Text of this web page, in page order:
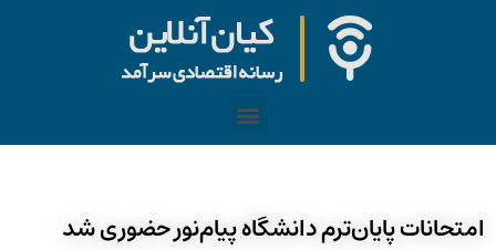
امتحانات پایان‌ترم دانشگاه پیام‌نور حضوری شد